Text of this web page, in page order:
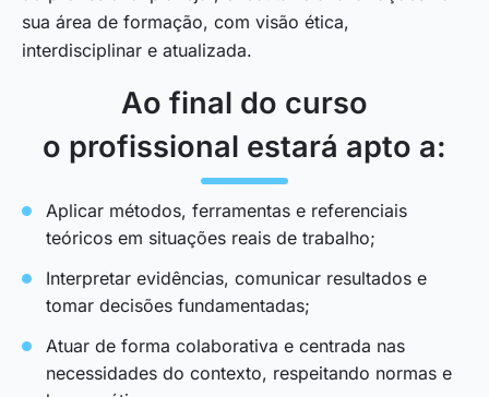
sua área de formação, com visão ética,
interdisciplinar e atualizada.
Ao final do curso
o profissional estará apto a:
Aplicar métodos, ferramentas e referenciais
teóricos em situações reais de trabalho;
Interpretar evidências, comunicar resultados e
tomar decisões fundamentadas;
Atuar de forma colaborativa e centrada nas
necessidades do contexto, respeitando normas e